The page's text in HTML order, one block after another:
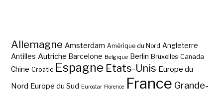
Allemagne Amsterdam Amérique du Nord Angleterre
Antilles Autriche Barcelone Belgique Berlin Bruxelles Canada
Chine Croatie Espagne Etats-Unis Europe du
Nord Europe du Sud Eurostar Florence France Grande-